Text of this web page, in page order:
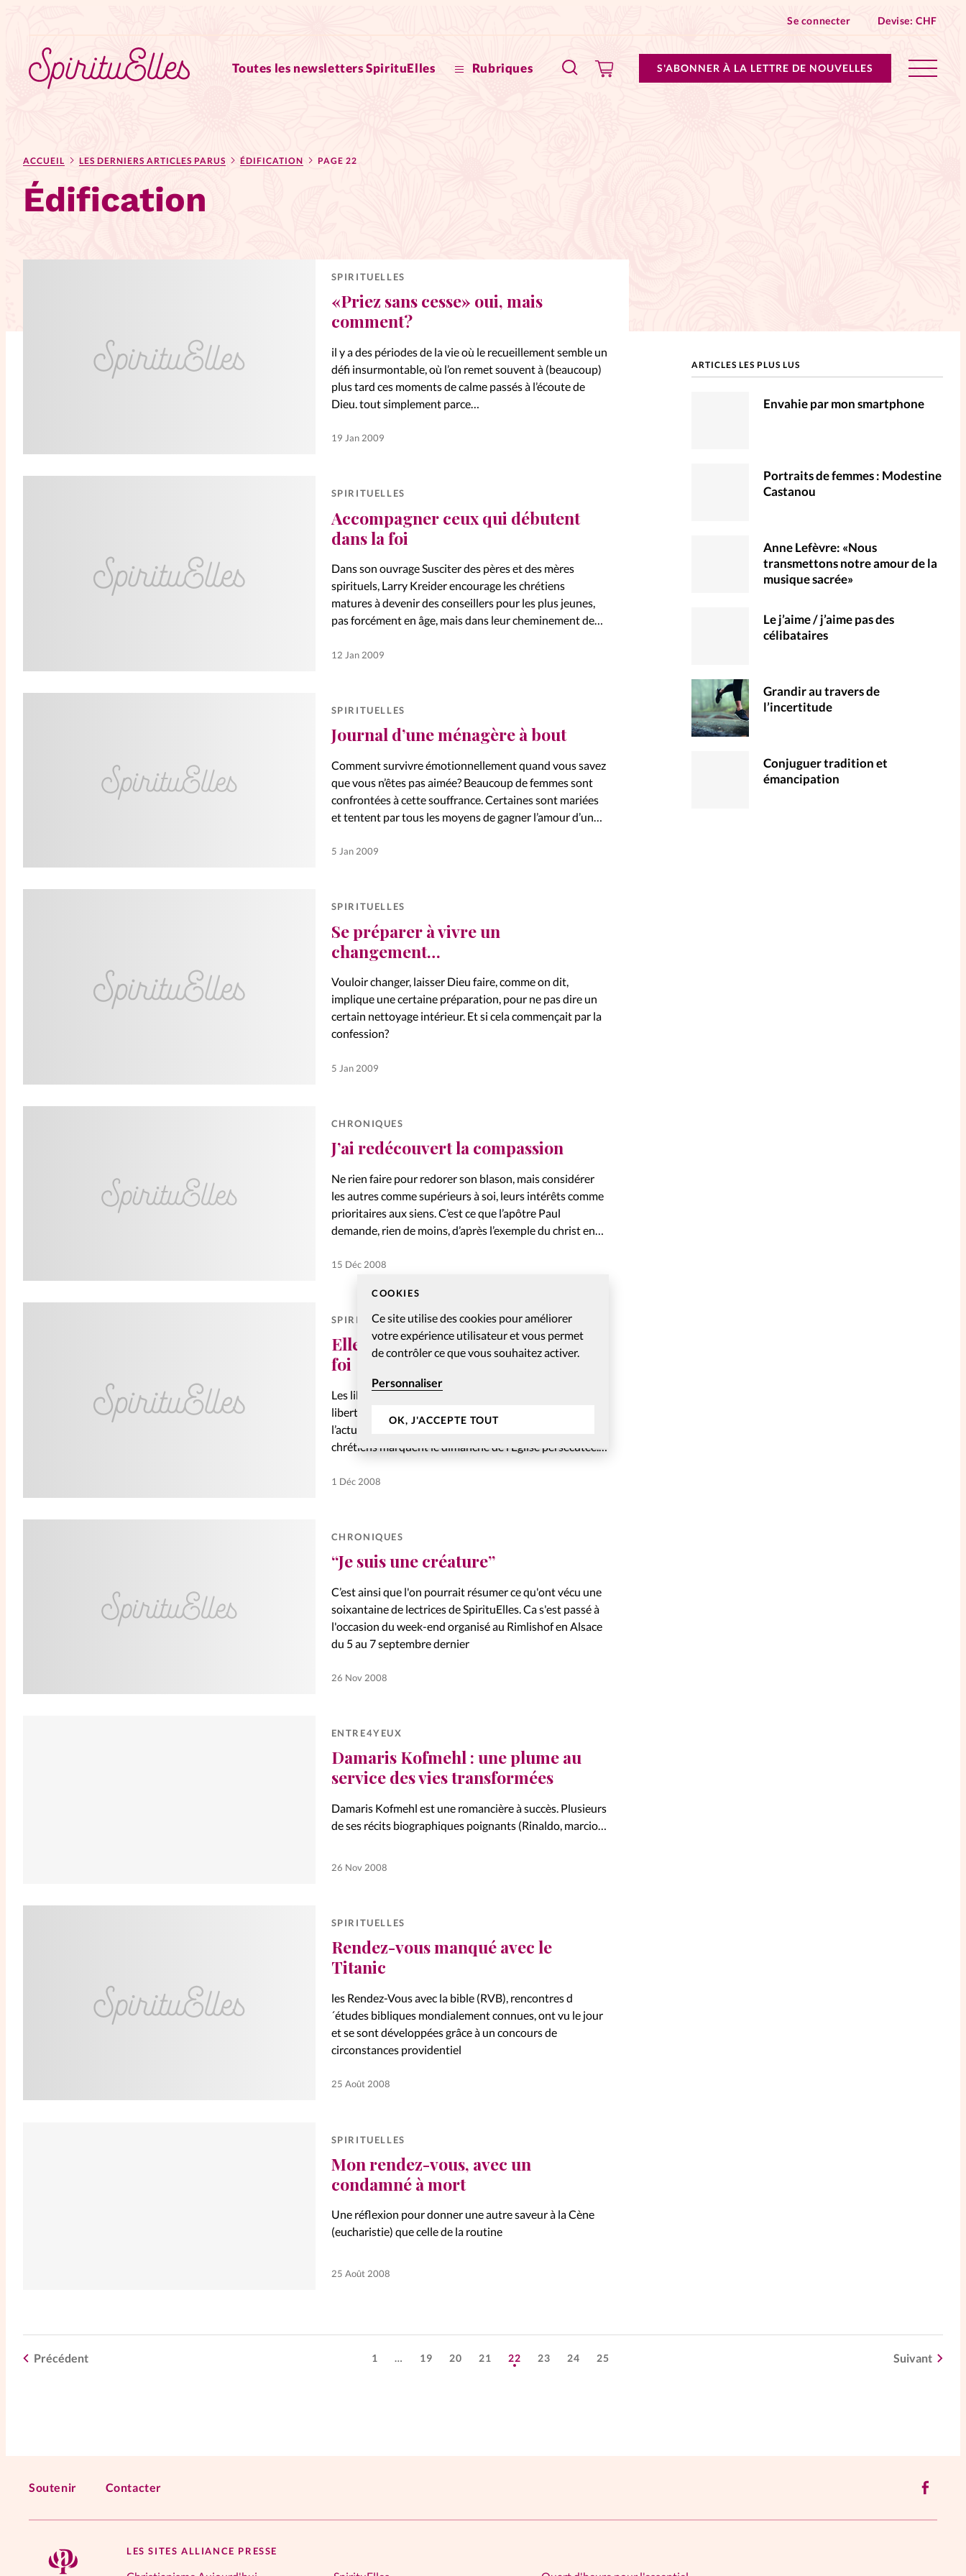
COOKIES
Ce site utilise des cookies pour améliorer
votre expérience utilisateur et vous permet
de contrôler ce que vous souhaitez activer.
Personnaliser
OK, J'ACCEPTE TOUT
Toutes les newsletters SpirituElles Rubriques
Se connecter Devise:CHF
S'ABONNER À LA LETTRE DE NOUVELLES
Tous les articles
Actus au féminin
Chroniques
Edito
Entre4yeux
L'anecdote
La Bible au féminin
PersonnElles
Si(x) simple de...
La Pause SpirituElles - toutes les éditions
Mon compte
ACCUEIL LES DERNIERS ARTICLES PARUS ÉDIFICATION PAGE 22
Édification
SPIRITUELLES
«Priez sans cesse» oui, mais
comment?
il y a des périodes de la vie où le recueillement semble un
défi insurmontable, où l’on remet souvent à (beaucoup)
plus tard ces moments de calme passés à l’écoute de
Dieu. tout simplement parce…
19 Jan 2009
SPIRITUELLES
Accompagner ceux qui débutent
dans la foi
Dans son ouvrage Susciter des pères et des mères
spirituels, Larry Kreider encourage les chrétiens
matures à devenir des conseillers pour les plus jeunes,
pas forcément en âge, mais dans leur cheminement de
12 Jan 2009
SPIRITUELLES
Journal d’une ménagère à bout
Comment survivre émotionnellement quand vous savez
que vous n’êtes pas aimée? Beaucoup de femmes sont
confrontées à cette souffrance. Certaines sont mariées
et tentent par tous les moyens de gagner l’amour d’un
5 Jan 2009
SPIRITUELLES
Se préparer à vivre un
changement…
Vouloir changer, laisser Dieu faire, comme on dit,
implique une certaine préparation, pour ne pas dire un
certain nettoyage intérieur. Et si cela commençait par la
confession?
5 Jan 2009
CHRONIQUES
J’ai redécouvert la compassion
Ne rien faire pour redorer son blason, mais considérer
les autres comme supérieurs à soi, leurs intérêts comme
prioritaires aux siens. C’est ce que l’apôtre Paul
demande, rien de moins, d’après l’exemple du christ en…
15 Déc 2008
SPIRITUELLES
Elles ont pris des risques pour leur
foi
Les libertés individuelles et plus particulièrement la
liberté de vivre sa foi sans crainte sont au coeur de
l’actualité. Chaque année au mois de novembre, les
chrétiens marquent le dimanche de l’Église persécutée.
1 Déc 2008
CHRONIQUES
“Je suis une créature”
C’est ainsi que l'on pourrait résumer ce qu'ont vécu une
soixantaine de lectrices de SpirituElles. Ca s'est passé à
l'occasion du week-end organisé au Rimlishof en Alsace
du 5 au 7 septembre dernier
26 Nov 2008
ENTRE4YEUX
Damaris Kofmehl : une plume au
service des vies transformées
Damaris Kofmehl est une romancière à succès. Plusieurs
de ses récits biographiques poignants (Rinaldo, marcio,
26 Nov 2008
SPIRITUELLES
Rendez-vous manqué avec le
Titanic
les Rendez-Vous avec la bible (RVB), rencontres d
´études bibliques mondialement connues, ont vu le jour
et se sont développées grâce à un concours de
circonstances providentiel
25 Août 2008
SPIRITUELLES
Mon rendez-vous, avec un
condamné à mort
Une réflexion pour donner une autre saveur à la Cène
(eucharistie) que celle de la routine
25 Août 2008
Précédent 1 … 19 20 21 22 23 24 25 Suivant
ARTICLES LES PLUS LUS
Envahie par mon smartphone
Portraits de femmes : Modestine
Castanou
Anne Lefèvre: «Nous
transmettons notre amour de la
musique sacrée»
Le j’aime / j’aime pas des
célibataires
Grandir au travers de
l’incertitude
Conjuguer tradition et
émancipation
Soutenir Contacter
LES SITES ALLIANCE PRESSE